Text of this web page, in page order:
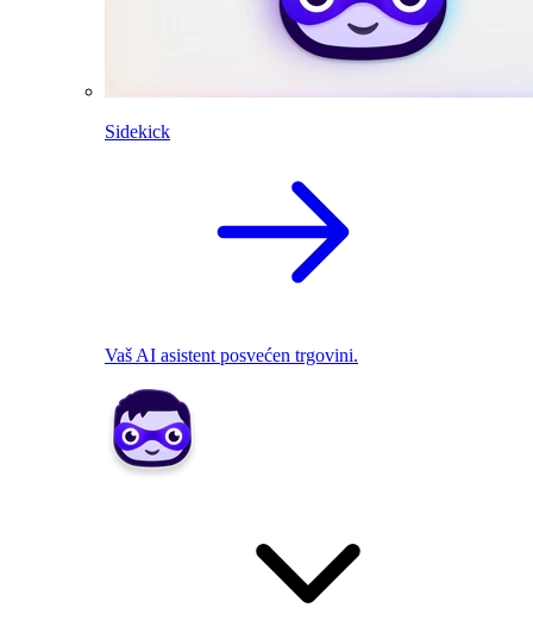
Sidekick
Vaš AI asistent posvećen trgovini.